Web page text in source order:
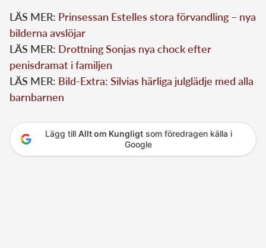
LÄS MER: Prinsessan Estelles stora förvandling – nya
bilderna avslöjar
LÄS MER: Drottning Sonjas nya chock efter
penisdramat i familjen
LÄS MER: Bild-Extra: Silvias härliga julglädje med alla
barnbarnen
Lägg till Allt om Kungligtsom föredragen källa i
Google